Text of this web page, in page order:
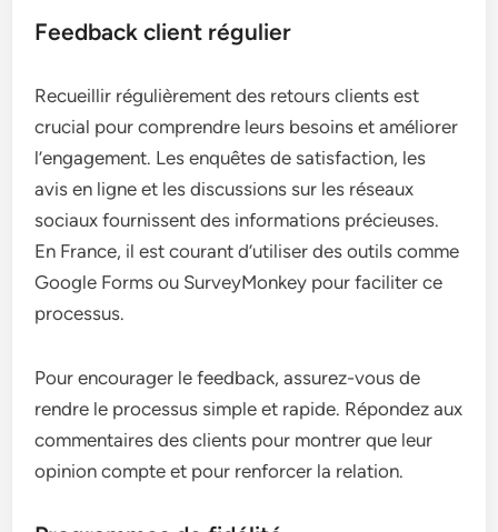
Feedback client régulier
Recueillir régulièrement des retours clients est
crucial pour comprendre leurs besoins et améliorer
l’engagement. Les enquêtes de satisfaction, les
avis en ligne et les discussions sur les réseaux
sociaux fournissent des informations précieuses.
En France, il est courant d’utiliser des outils comme
Google Forms ou SurveyMonkey pour faciliter ce
processus.
Pour encourager le feedback, assurez-vous de
rendre le processus simple et rapide. Répondez aux
commentaires des clients pour montrer que leur
opinion compte et pour renforcer la relation.